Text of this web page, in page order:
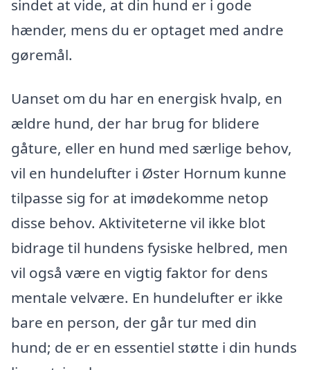
sindet at vide, at din hund er i gode
hænder, mens du er optaget med andre
gøremål.
Uanset om du har en energisk hvalp, en
ældre hund, der har brug for blidere
gåture, eller en hund med særlige behov,
vil en hundelufter i Øster Hornum kunne
tilpasse sig for at imødekomme netop
disse behov. Aktiviteterne vil ikke blot
bidrage til hundens fysiske helbred, men
vil også være en vigtig faktor for dens
mentale velvære. En hundelufter er ikke
bare en person, der går tur med din
hund; de er en essentiel støtte i din hunds